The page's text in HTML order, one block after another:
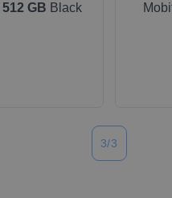
512 GB Black
3/3